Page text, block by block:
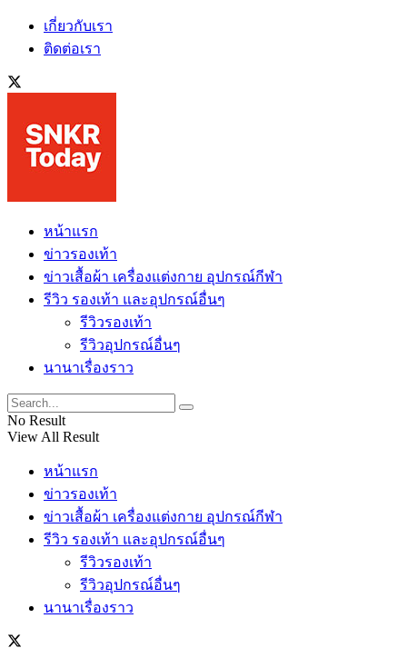
เกี่ยวกับเรา
ติดต่อเรา
หน้าแรก
ข่าวรองเท้า
ข่าวเสื้อผ้า เครื่องแต่งกาย อุปกรณ์กีฬา
รีวิว รองเท้า และอุปกรณ์อื่นๆ
รีวิวรองเท้า
รีวิวอุปกรณ์อื่นๆ
นานาเรื่องราว
No Result
View All Result
หน้าแรก
ข่าวรองเท้า
ข่าวเสื้อผ้า เครื่องแต่งกาย อุปกรณ์กีฬา
รีวิว รองเท้า และอุปกรณ์อื่นๆ
รีวิวรองเท้า
รีวิวอุปกรณ์อื่นๆ
นานาเรื่องราว